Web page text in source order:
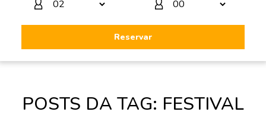
Reservar
POSTS DA TAG: FESTIVAL